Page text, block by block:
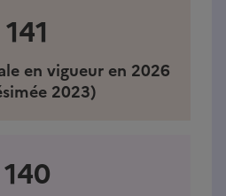
141
en vigueur en 2026
2023)
140